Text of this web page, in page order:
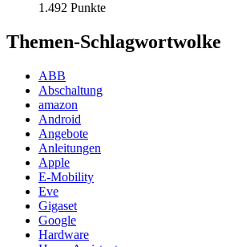
1.492 Punkte
Themen-Schlagwortwolke
ABB
Abschaltung
amazon
Android
Angebote
Anleitungen
Apple
E-Mobility
Eve
Gigaset
Google
Hardware